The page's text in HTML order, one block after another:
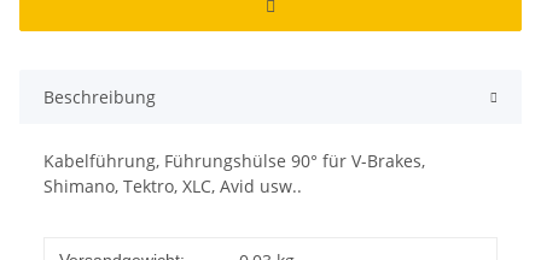
Beschreibung
Kabelführung, Führungshülse 90° für V-Brakes,
Shimano, Tektro, XLC, Avid usw..